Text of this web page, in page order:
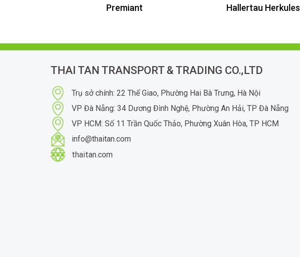
Premiant Hallertau Herkules
THAI TAN TRANSPORT & TRADING CO.,LTD
Trụ sở chính: 22 Thể Giao, Phường Hai Bà Trưng, Hà Nội
VP Đà Nẵng: 34 Dương Đình Nghệ, Phường An Hải, TP Đà Nẵng
VP HCM: Số 11 Trần Quốc Thảo, Phường Xuân Hòa, TP HCM
info@thaitan.com
thaitan.com